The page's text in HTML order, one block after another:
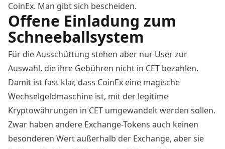
CoinEx. Man gibt sich bescheiden.
Offene Einladung zum
Schneeballsystem
Für die Ausschüttung stehen aber nur User zur
Auswahl, die ihre Gebühren nicht in CET bezahlen.
Damit ist fast klar, dass CoinEx eine magische
Wechselgeldmaschine ist, mit der legitime
Kryptowährungen in CET umgewandelt werden sollen.
Zwar haben andere Exchange-Tokens auch keinen
besonderen Wert außerhalb der Exchange, aber sie